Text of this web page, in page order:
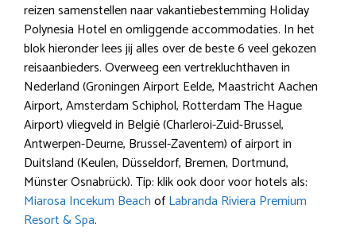
reizen samenstellen naar vakantiebestemming Holiday
Polynesia Hotel en omliggende accommodaties. In het
blok hieronder lees jij alles over de beste 6 veel gekozen
reisaanbieders. Overweeg een vertrekluchthaven in
Nederland (Groningen Airport Eelde, Maastricht Aachen
Airport, Amsterdam Schiphol, Rotterdam The Hague
Airport) vliegveld in België (Charleroi-Zuid-Brussel,
Antwerpen-Deurne, Brussel-Zaventem) of airport in
Duitsland (Keulen, Düsseldorf, Bremen, Dortmund,
Münster Osnabrück). Tip: klik ook door voor hotels als:
Miarosa Incekum BeachofLabranda Riviera Premium
Resort & Spa.